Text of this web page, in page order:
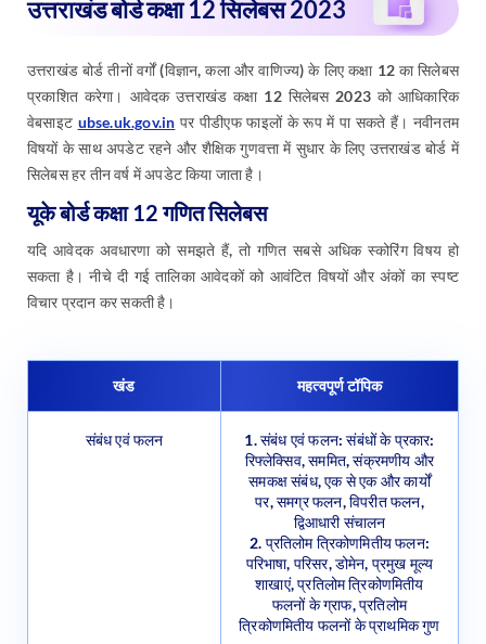
प्रकाशित करेगा। आवेदक उत्तराखंड कक्षा 12 सिलेबस 2023 को आधिकारिक
वेबसाइटubse.uk.gov.in पर पीडीएफ फाइलों के रूप में पा सकते हैं। नवीनतम
विषयों के साथ अपडेट रहने और शैक्षिक गुणवत्ता में सुधार के लिए उत्तराखंड बोर्ड में
सिलेबस हर तीन वर्ष में अपडेट किया जाता है।
यूके बोर्ड कक्षा 12 गणित सिलेबस
यदि आवेदक अवधारणा को समझते हैं, तो गणित सबसे अधिक स्कोरिंग विषय हो
सकता है। नीचे दी गई तालिका आवेदकों को आवंटित विषयों और अंकों का स्पष्ट
विचार प्रदान कर सकती है।
खंड महत्वपूर्ण टॉपिक
संबंध एवं फलन
1. संबंध एवं फलन: संबंधों के प्रकार:
रिफ्लेक्सिव, सममित, संक्रमणीय और
समकक्ष संबंध, एक से एक और कार्यों
पर, समग्र फलन, विपरीत फलन,
द्विआधारी संचालन
2. प्रतिलोम त्रिकोणमितीय फलन:
परिभाषा, परिसर, डोमेन, प्रमुख मूल्य
शाखाएं, प्रतिलोम त्रिकोणमितीय
फलनों के ग्राफ, प्रतिलोम
त्रिकोणमितीय फलनों के प्राथमिक गुण